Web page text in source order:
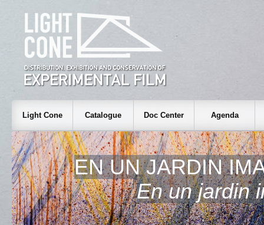
Light Cone Catalogue Doc Center Agenda
EN UN JARDIN
En un jardin